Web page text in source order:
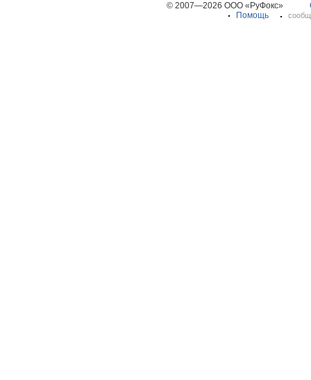
© 2007—2026 ООО «РуФокс»
Помощь